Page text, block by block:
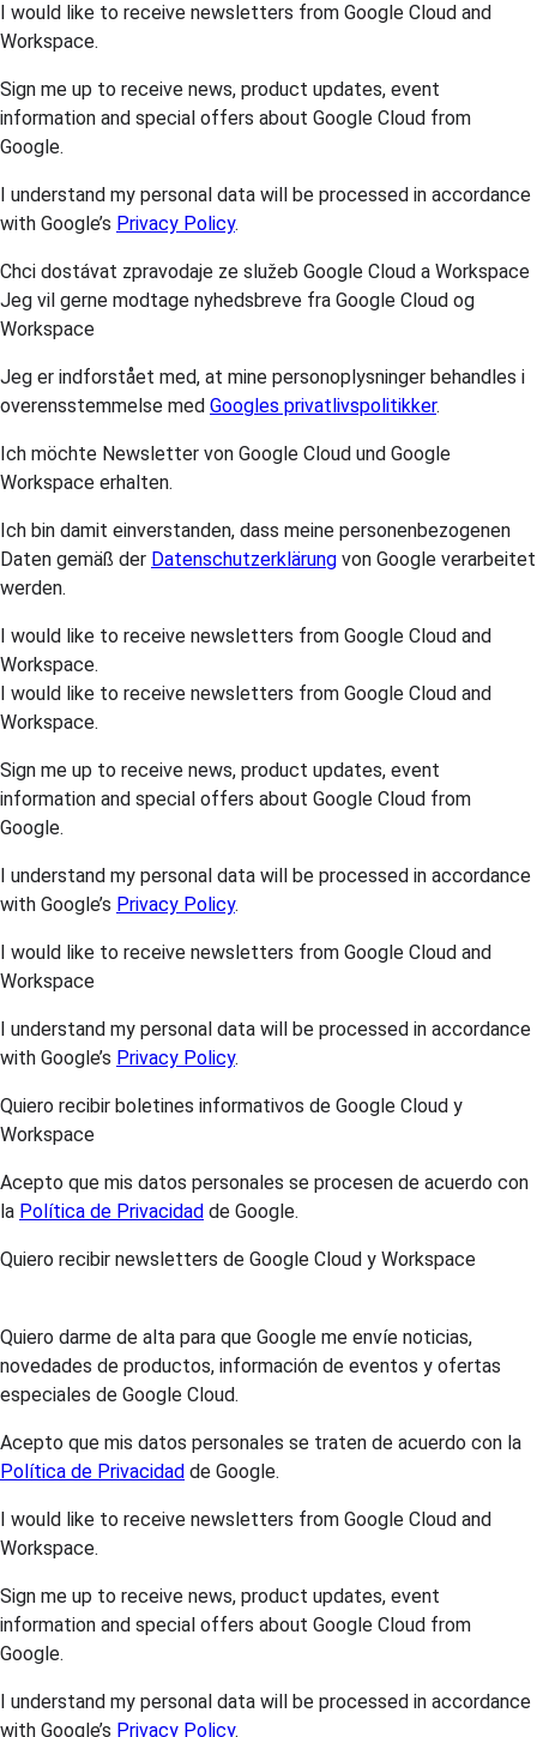
I would like to receive newsletters from Google Cloud and
Workspace.
Sign me up to receive news, product updates, event
information and special offers about Google Cloud from
Google.
I understand my personal data will be processed in accordance
with Google’s Privacy Policy.
Chci dostávat zpravodaje ze služeb Google Cloud a Workspace
Jeg vil gerne modtage nyhedsbreve fra Google Cloud og
Workspace
Jeg er indforstået med, at mine personoplysninger behandles i
overensstemmelse med Googles privatlivspolitikker.
Ich möchte Newsletter von Google Cloud und Google
Workspace erhalten.
Ich bin damit einverstanden, dass meine personenbezogenen
Daten gemäß der Datenschutzerklärung von Google verarbeitet
werden.
I would like to receive newsletters from Google Cloud and
Workspace.
I would like to receive newsletters from Google Cloud and
Workspace.
Sign me up to receive news, product updates, event
information and special offers about Google Cloud from
Google.
I understand my personal data will be processed in accordance
with Google’s Privacy Policy.
I would like to receive newsletters from Google Cloud and
Workspace
I understand my personal data will be processed in accordance
with Google’s Privacy Policy.
Quiero recibir boletines informativos de Google Cloud y
Workspace
Acepto que mis datos personales se procesen de acuerdo con
la Política de Privacidad de Google.
Quiero recibir newsletters de Google Cloud y Workspace
Quiero darme de alta para que Google me envíe noticias,
novedades de productos, información de eventos y ofertas
especiales de Google Cloud.
Acepto que mis datos personales se traten de acuerdo con la
Política de Privacidad de Google.
I would like to receive newsletters from Google Cloud and
Workspace.
Sign me up to receive news, product updates, event
information and special offers about Google Cloud from
Google.
I understand my personal data will be processed in accordance
with Google’s Privacy Policy.